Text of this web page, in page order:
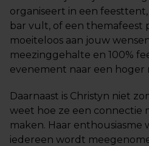
organiseert in een
bar vult, of een themafeest
moeiteloos aan jouw
meezinggehalte en 100%
evenement naar een hoger
Daarnaast is Christyn niet
weet hoe ze een connectie
maken. Haar enthousiasme
iedereen wordt